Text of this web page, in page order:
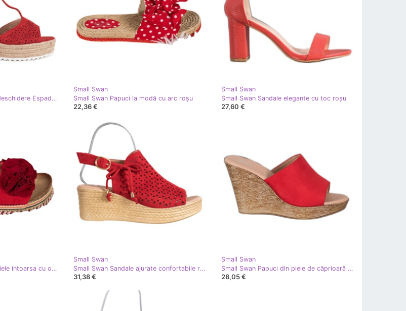
Small Swan Sandale cu deschidere Espadrilles roşu
Small Swan
Small Swan Papuci la modă cu arc roşu
22,36 €
Small Swan
Small Swan Sandale elegante cu toc roşu
27,60 €
Small Swan Papuci din piele intoarsa cu ornamente roşu
Small Swan
Small Swan Sandale ajurate confortabile roşu
31,38 €
Small Swan
Small Swan Papuci din piele de căprioară ușoară roşu
28,05 €